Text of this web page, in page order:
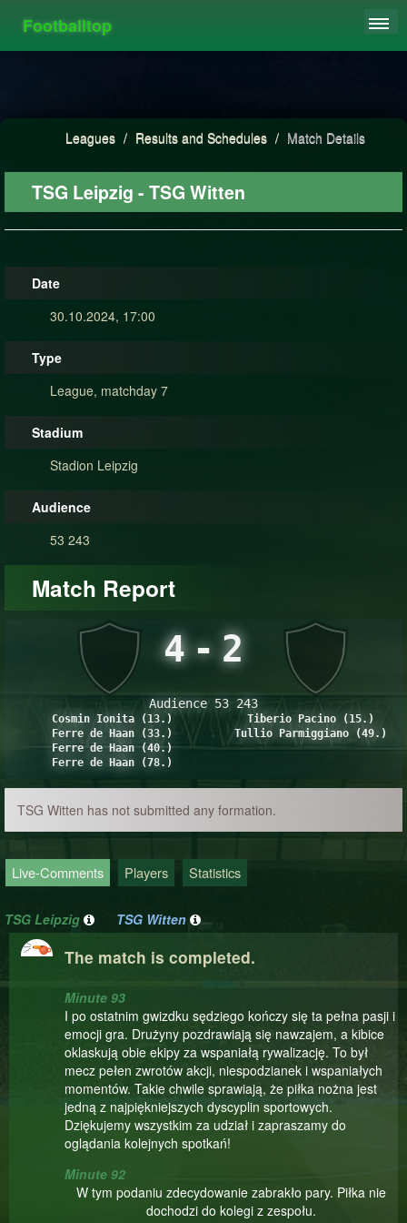
Footballtop
HIGHSCORE
Leagues / Results and Schedules / Match Details
TSG Leipzig - TSG Witten
Date
30.10.2024, 17:00
Type
League, matchday 7
Stadium
Stadion Leipzig
Audience
53 243
Match Report
4- 2
Audience 53 243
Cosmin Ionita (13.)
Ferre de Haan (33.)
Ferre de Haan (40.)
Ferre de Haan (78.)
Tiberio Pacino (15.)
Tullio Parmiggiano (49.)
TSG Witten has not submitted any formation.
Live-Comments Players Statistics
TSG Leipzig TSG Witten
The match is completed.
Minute 93
I po ostatnim gwizdku sędziego kończy się ta pełna pasji i
emocji gra. Drużyny pozdrawiają się nawzajem, a kibice
oklaskują obie ekipy za wspaniałą rywalizację. To był
mecz pełen zwrotów akcji, niespodzianek i wspaniałych
momentów. Takie chwile sprawiają, że piłka nożna jest
jedną z najpiękniejszych dyscyplin sportowych.
Dziękujemy wszystkim za udział i zapraszamy do
oglądania kolejnych spotkań!
Minute 92
W tym podaniu zdecydowanie zabrakło pary. Piłka nie
dochodzi do kolegi z zespołu.